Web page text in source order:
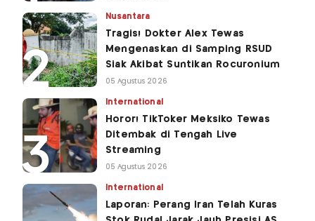
Nusantara
Tragis! Dokter Alex Tewas
Mengenaskan di Samping RSUD
Siak Akibat Suntikan Rocuronium
05 Agustus 2026
International
Horor! TikToker Meksiko Tewas
Ditembak di Tengah Live
Streaming
05 Agustus 2026
International
Laporan: Perang Iran Telah Kuras